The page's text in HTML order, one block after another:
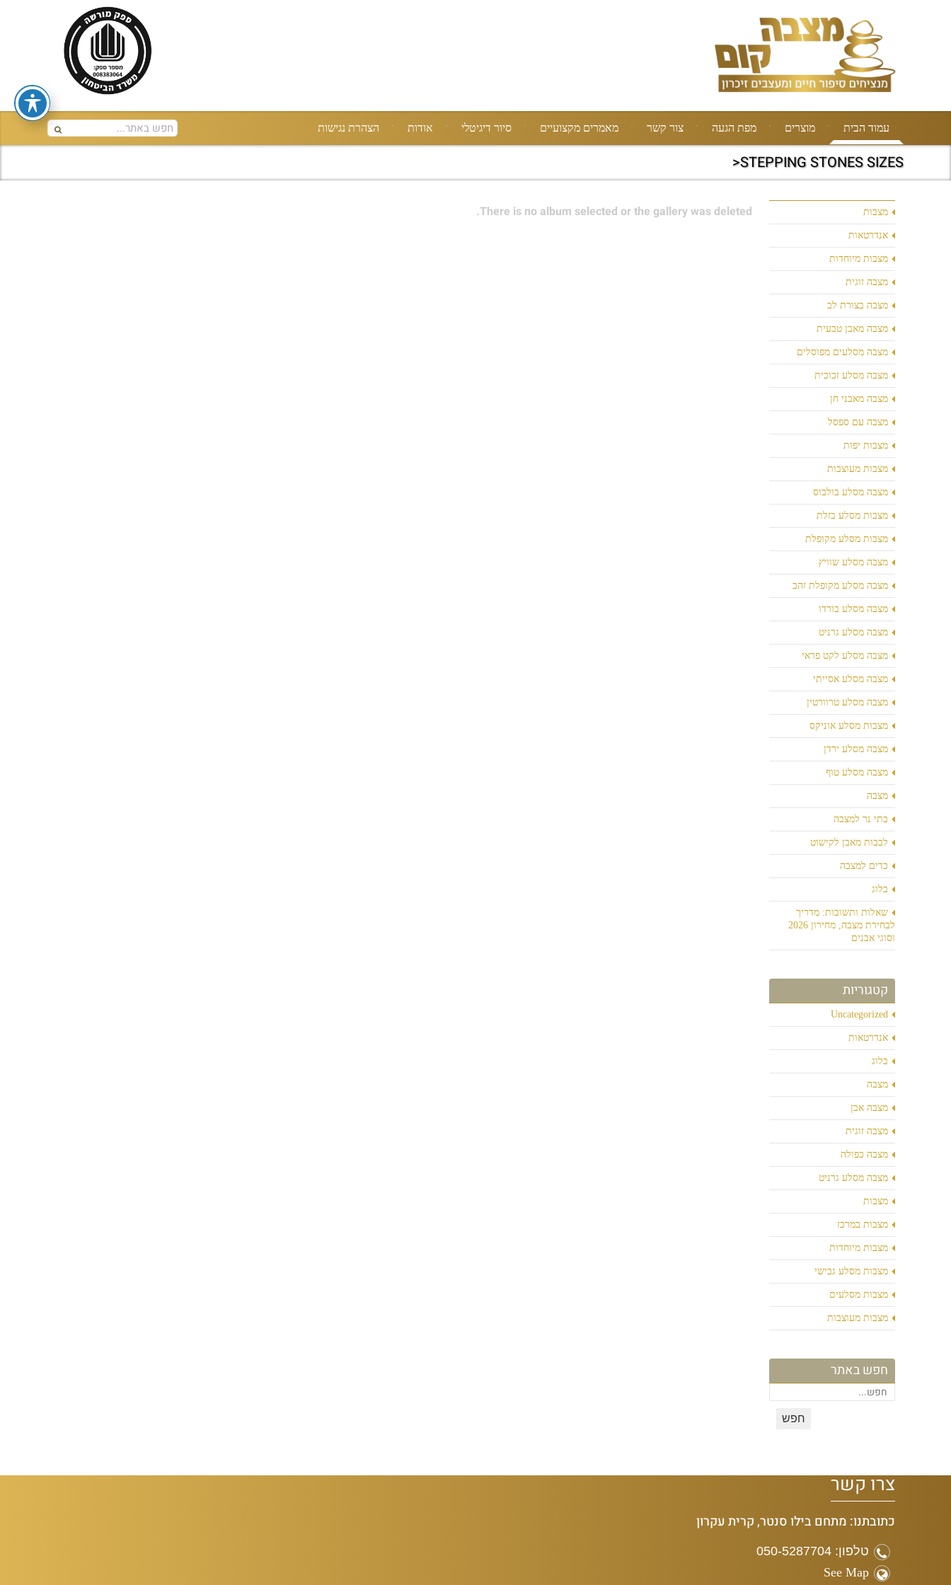
עמוד הבית מוצרים מפת הגעה צור קשר מאמרים מקצועיים סיור דיגיטלי אודות הצהרת נגישות
STEPPING STONES SIZES<
מצבות
אנדרטאות
מצבות מיוחדות
מצבה זוגית
מצבה בצורת לב
מצבה מאבן טבעית
מצבה מסלעים מפוסלים
מצבה מסלע זכוכית
מצבה מאבני חן
מצבה עם ספסל
מצבות יפות
מצבות מעוצבות
מצבה מסלע בולבוס
מצבות מסלע בזלת
מצבות מסלע מקופלת
מצבה מסלע שוויץ
מצבה מסלע מקופלת זהב
מצבה מסלע בורדו
מצבה מסלע גרניט
מצבה מסלע לקט פראי
מצבה מסלע אסייתי
מצבה מסלע טרוורטין
מצבות מסלע אוניקס
מצבה מסלע ירדן
מצבה מסלע טוף
מצבה
בתי נר למצבה
לבבות מאבן לקישוט
כדים למצבה
בלוג
שאלות ותשובות: מדריך
לבחירת מצבה, מחירון 2026
וסוגי אבנים
קטגוריות
Uncategorized
אנדרטאות
בלוג
מצבה
מצבה אבן
מצבה זוגית
מצבה כפולה
מצבה מסלע גרניט
מצבות
מצבות במרכז
מצבות מיוחדות
מצבות מסלע גבישי
מצבות מסלעים
מצבות מעוצבות
חפש באתר
There is no album selected or the gallery was deleted.
צרו קשר
כתובתנו: מתחם בילו סנטר, קרית עקרון
טלפון: 050-5287704
See Map